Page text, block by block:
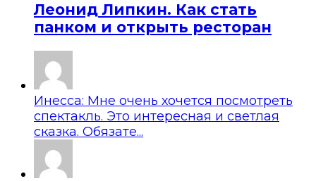
Леонид Липкин. Как стать
панком и открыть ресторан
Инесса: Мне очень хочется посмотреть
спектакль. Это интересная и светлая
сказка. Обязате...